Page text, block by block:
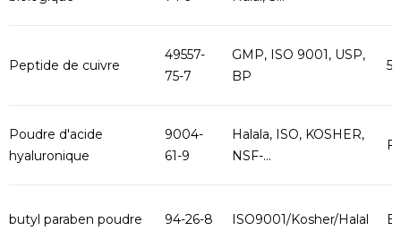
Peptide de cuivre
49557-
75-7
GMP, ISO 9001, USP,
BP
Poudre d'acide
hyaluronique
9004-
61-9
Halala, ISO, KOSHER,
NSF-...
butyl paraben poudre 94-26-8 ISO9001/Kosher/Halal